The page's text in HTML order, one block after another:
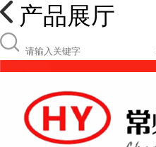
产品展厅